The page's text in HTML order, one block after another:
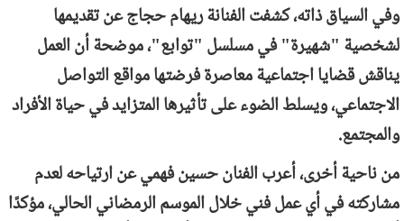
وفي السياق ذاته، كشفت الفنانة ريهام حجاج عن تقديمها
لشخصية "شهيرة" في مسلسل "توابع"، موضحة أن العمل
يناقش قضايا اجتماعية معاصرة فرضتها مواقع التواصل
الاجتماعي، ويسلط الضوء على تأثيرها المتزايد في حياة الأفراد
والمجتمع.
من ناحية أخرى، أعرب الفنان حسين فهمي عن ارتياحه لعدم
مشاركته في أي عمل فني خلال الموسم الرمضاني الحالي، مؤكدًا